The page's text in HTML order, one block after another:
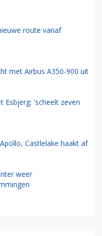
route vanaf
met Airbus A350-900 uit
Esbjerg: 'scheelt zeven
Castlelake haakt af
weer